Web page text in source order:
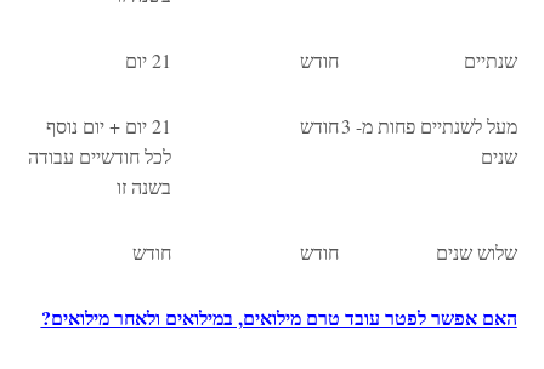
שנתיים חודש 21 יום
מעל לשנתיים פחות מ- 3
שנים
חודש
21 יום + יום נוסף
לכל חודשיים עבודה
בשנה זו
שלוש שנים חודש חודש
האם אפשר לפטר עובד טרם מילואים, במילואים ולאחר מילואים?